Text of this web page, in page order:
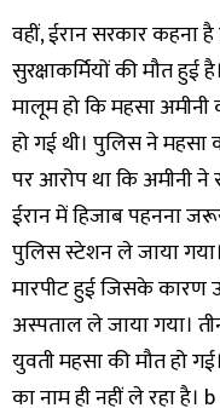
वहीं, ईरान सरकार कहना
सुरक्षाकर्मियों की मौत हुई
मालूम हो कि महसा
हो गई थी। पुलिस ने महसा
पर आरोप था कि अमीनी ने
ईरान में हिजाब पहनना
पुलिस स्टेशन ले जाया
मारपीट हुई जिसके कारण
अस्पताल ले जाया गया।
युवती महसा की मौत हो
का नाम ही नहीं ले रहा है। b